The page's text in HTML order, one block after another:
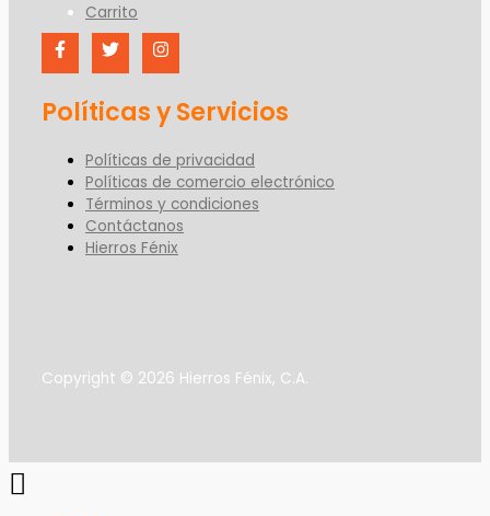
Carrito
Políticas y Servicios
Políticas de privacidad
Políticas de comercio electrónico
Términos y condiciones
Contáctanos
Hierros Fénix
Copyright © 2026 Hierros Fénix, C.A.